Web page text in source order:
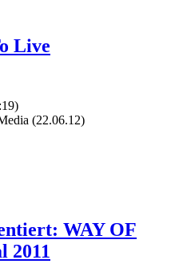
Live
(22.06.12)
WAY OF
2011